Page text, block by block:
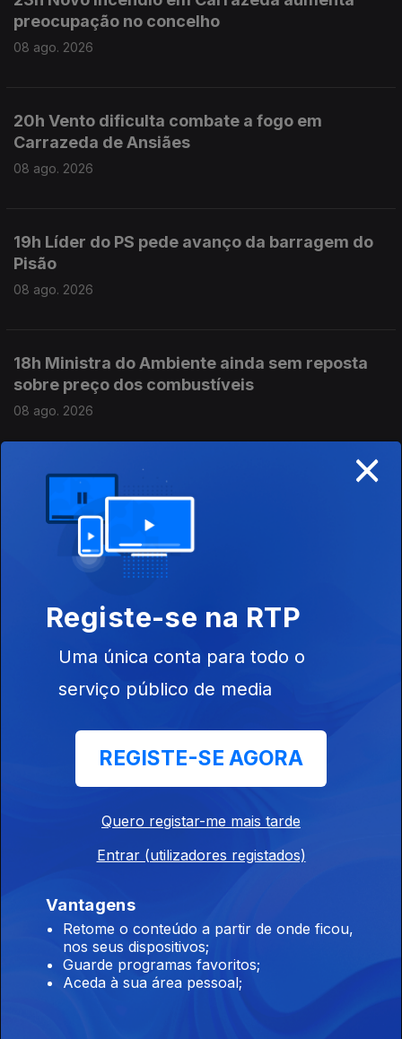
preocupação no concelho
08 ago. 2026
20h Vento dificulta combate a fogo em
Carrazeda de Ansiães
08 ago. 2026
19h Líder do PS pede avanço da barragem do
Pisão
08 ago. 2026
18h Ministra do Ambiente ainda sem reposta
sobre preço dos combustíveis
08 ago. 2026
17h Incêndio em Carrazeda de Ansiães
08 ago. 2026
16h PR defende mais proteção para crianças e
menores imigrantes
08 ago. 2026
15h As explicações de António José Seguro
08 ago. 2026
13h PR: Cooperação e entreajuda são mais
fortes do que egoísmos
08 ago. 2026
×
Registe-se na RTP
Uma única conta para todo o
serviço público de media
REGISTE-SE AGORA
Quero registar-me mais tarde
Entrar (utilizadores registados)
Vantagens
Retome o conteúdo a partir de onde ficou,
nos seus dispositivos;
Guarde programas favoritos;
Aceda à sua área pessoal;